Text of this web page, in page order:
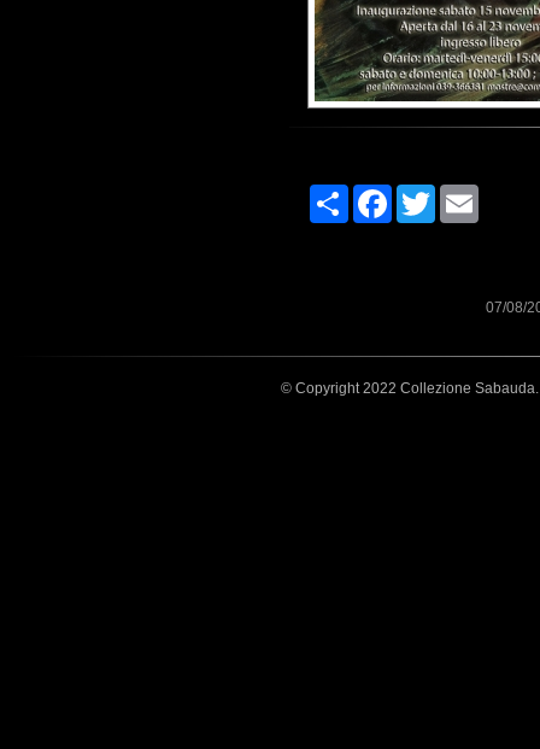
Share Facebook
Twitter
07/08/
© Copyright 2022 Collezione